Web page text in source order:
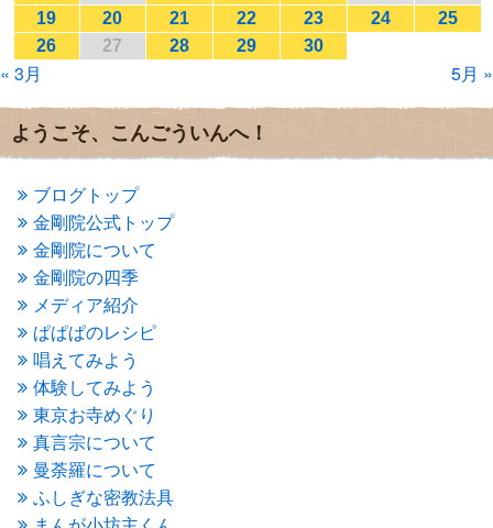
2017年1月(2)
2016年12月(4)
2016年11月
2016年10月
2016年8月
2016年7月
(3)
2016年5月(3)
2016年4月
(4)
2016年3月 (4)
2016年2月 (5)
2016年1月(3)
2015年12月(6)
2015年11月 (4)
2015年10月
(4)
2015年9月(3)
2015年8月(4)
2015年7月(4)
2015年6月(3)
2015年5月(1)
2015年4月(1)
2015年3月 (3)
19 20 21 22 23 24
25
26
27 28 29 30
« 3月 5月 »
ようこそ、こんごういんへ！
ブログトップ
金剛院公式トップ
金剛院について
金剛院の四季
メディア紹介
ぱぱぱのレシピ
唱えてみよう
体験してみよう
東京お寺めぐり
真言宗について
曼荼羅について
ふしぎな密教法具